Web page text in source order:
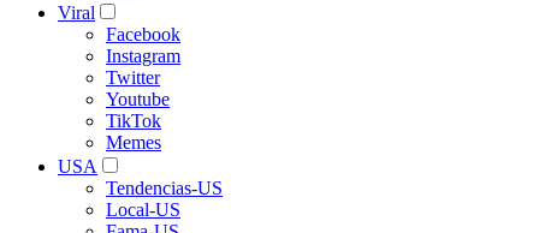
Viral
Facebook
Instagram
Twitter
Youtube
TikTok
Memes
USA
Tendencias-US
Local-US